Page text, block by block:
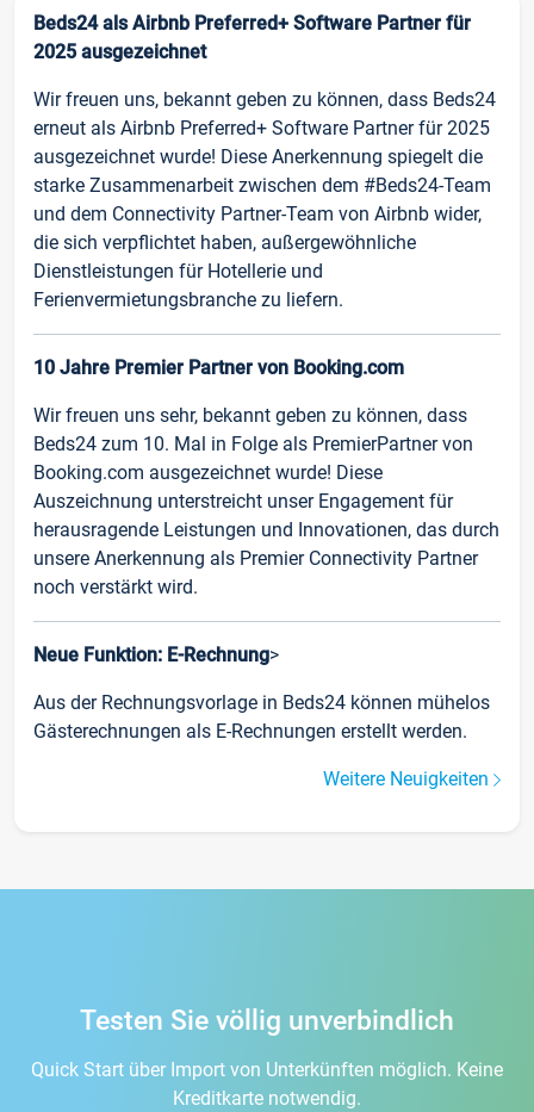
Beds24 als Airbnb Preferred+ Software Partner für
2025 ausgezeichnet
Wir freuen uns, bekannt geben zu können, dass Beds24
erneut als Airbnb Preferred+ Software Partner für 2025
ausgezeichnet wurde! Diese Anerkennung spiegelt die
starke Zusammenarbeit zwischen dem #Beds24-Team
und dem Connectivity Partner-Team von Airbnb wider,
die sich verpflichtet haben, außergewöhnliche
Dienstleistungen für Hotellerie und
Ferienvermietungsbranche zu liefern.
10 Jahre Premier Partner von Booking.com
Wir freuen uns sehr, bekannt geben zu können, dass
Beds24 zum 10. Mal in Folge als PremierPartner von
Booking.com ausgezeichnet wurde! Diese
Auszeichnung unterstreicht unser Engagement für
herausragende Leistungen und Innovationen, das durch
unsere Anerkennung als Premier Connectivity Partner
noch verstärkt wird.
Neue Funktion: E-Rechnung>
Aus der Rechnungsvorlage in Beds24 können mühelos
Gästerechnungen als E-Rechnungen erstellt werden.
Weitere Neuigkeiten
Testen Sie völlig unverbindlich
Quick Start über Import von Unterkünften möglich. Keine
Kreditkarte notwendig.